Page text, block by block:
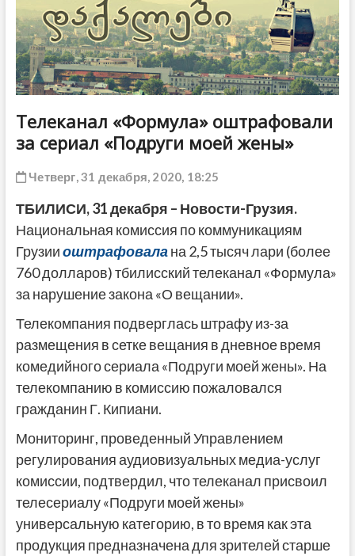
Телеканал «Формула» оштрафовали
за сериал «Подруги моей жены»
Четверг, 31 декабря, 2020, 18:25
ТБИЛИСИ, 31 декабря – Новости-Грузия.
Национальная комиссия по коммуникациям
Грузииоштрафовалана 2,5 тысяч лари (более
760 долларов) тбилисский телеканал «Формула»
за нарушение закона «О вещании».
Телекомпания подверглась штрафу из-за
размещения в сетке вещания в дневное время
комедийного сериала «Подруги моей жены». На
телекомпанию в комиссию пожаловался
гражданин Г. Кипиани.
Мониторинг, проведенный Управлением
регулирования аудиовизуальных медиа-услуг
комиссии, подтвердил, что телеканал присвоил
телесериалу «Подруги моей жены»
универсальную категорию, в то время как эта
продукция предназначена для зрителей старше